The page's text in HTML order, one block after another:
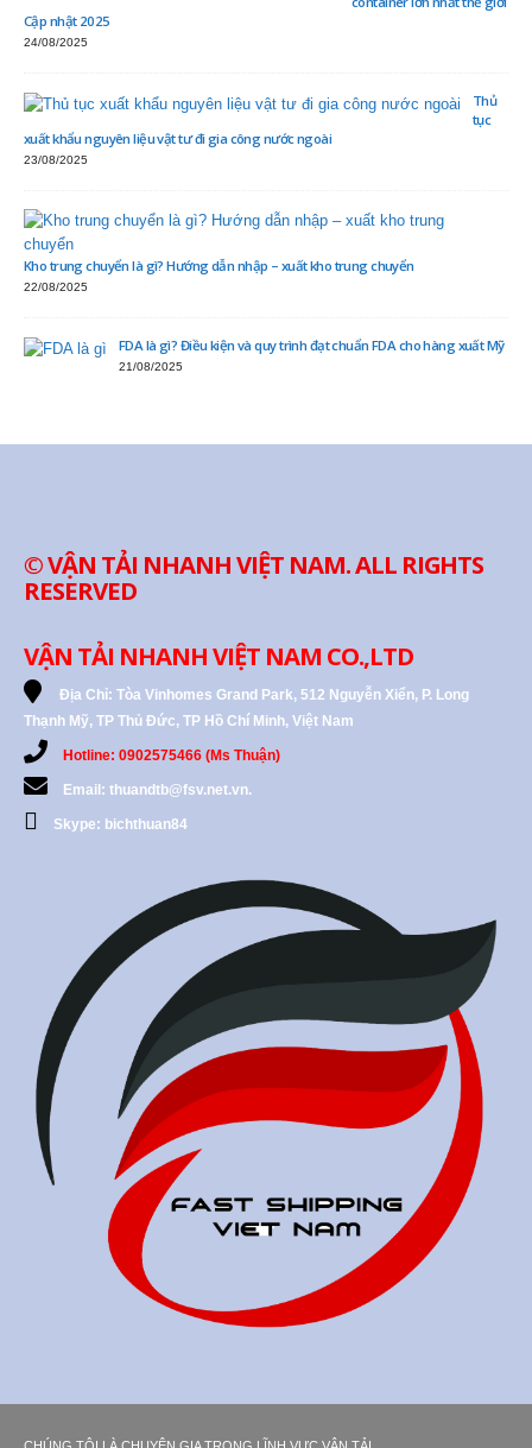
Cập nhật 2025
24/08/2025
Thủ
tục
xuất khẩu nguyên liệu vật tư đi gia công nước ngoài
23/08/2025
Kho trung chuyển là gì? Hướng dẫn nhập – xuất kho trung chuyển
22/08/2025
FDA là gì? Điều kiện và quy trình đạt chuẩn FDA cho hàng xuất Mỹ
21/08/2025
© VẬN TẢI NHANH VIỆT NAM. ALL RIGHTS
RESERVED
VẬN TẢI NHANH VIỆT NAM CO.,LTD
Địa Chỉ: Tòa Vinhomes Grand Park, 512 Nguyễn Xiển, P. Long
Thạnh Mỹ, TP Thủ Đức, TP Hồ Chí Minh, Việt Nam
Hotline: 0902575466 (Ms Thuận)
Email: thuandtb@fsv.net.vn.
Skype: bichthuan84